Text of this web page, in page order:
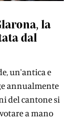
la
dal
un'antica e
annualmente
del cantone si
a mano